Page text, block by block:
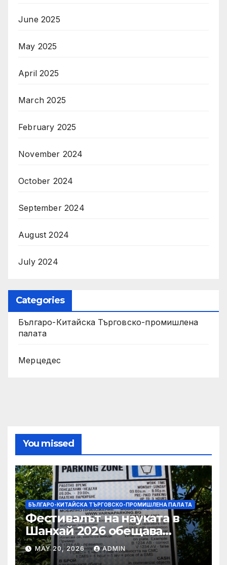
June 2025
May 2025
April 2025
March 2025
February 2025
November 2024
October 2024
September 2024
August 2024
July 2024
Categories
Българо-Китайска Търговско-промишлена
палaта
Мерцедес
You missed
БЪЛГАРО-КИТАЙСКА ТЪРГОВСКО-ПРОМИШЛЕНА ПАЛAТА
Фестивалът на науката в
Шанхай 2026 обещава
вълнуващи научно-
технологични иновации
MAY 20, 2026 ADMIN